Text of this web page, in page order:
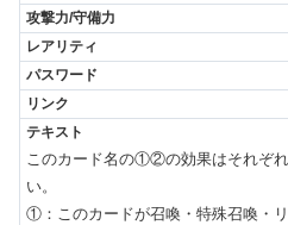
このカード名の①②の効果はそれぞ
い。
①：このカードが召喚・特殊召喚・